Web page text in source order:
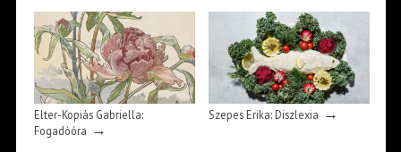
Elter-Kopiás Gabriella:
Fogadóóra →
Szepes Erika: Diszlexia →